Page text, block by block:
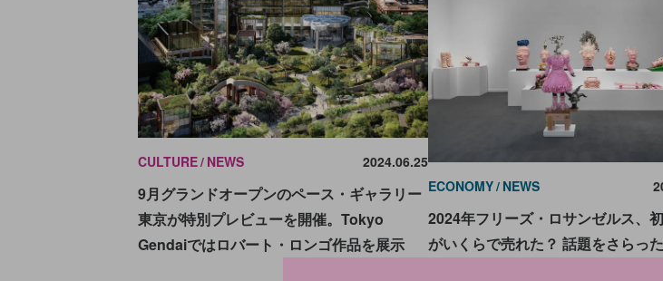
CULTURE NEWS 2024.06.25
9月グランドオープンのペース・ギャラリー
東京が特別プレビューを開催。Tokyo
Gendaiではロバート・ロンゴ作品を展示
ECONOMY NEWS
2024年フリーズ・ロサンゼルス、
がいくらで売れた？ 話題をさらっ